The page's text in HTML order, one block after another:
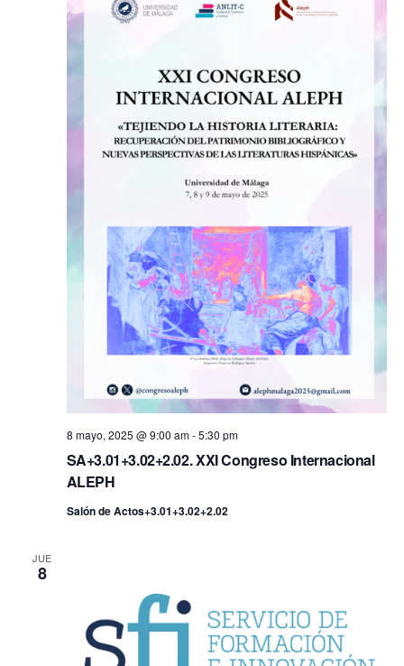
SA+3.01+3.02+2.02. XXI Congreso Internacional
ALEPH
8 mayo, 2025 @ 9:00 am-5:30 pm
Salón de Actos+3.01+3.02+2.02
JUE
8